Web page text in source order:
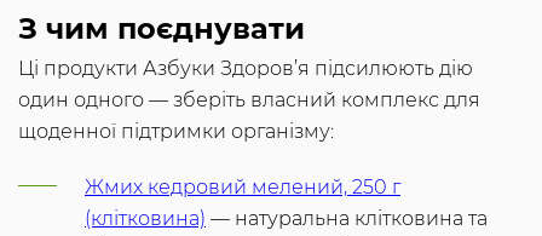
З чим поєднувати
Ці продукти Азбуки Здоров’я підсилюють дію
один одного — зберіть власний комплекс для
щоденної підтримки організму:
Жмих кедровий мелений, 250 г
(клітковина) — натуральна клітковина та